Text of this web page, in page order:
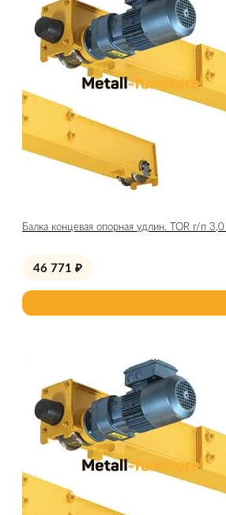
Балка концевая опорная удлин. TOR г/п
46 771 ₽